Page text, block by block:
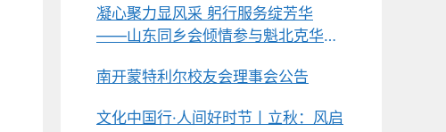
凝心聚力显风采 躬行服务绽芳华
——山东同乡会倾情参与魁北克华人
南开蒙特利尔校友会理事会公告
文化中国行·人间好时节丨立秋：风启